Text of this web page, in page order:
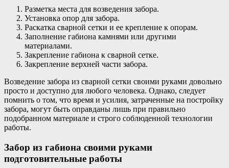
Разметка места для возведения забора.
Установка опор для забора.
Раскатка сварной сетки и ее крепление к опорам.
Заполнение габиона камнями или другими
материалами.
Закрепление габиона к сварной сетке.
Закрепление верхней части забора.
Возведение забора из сварной сетки своими руками довольно
просто и доступно для любого человека. Однако, следует
помнить о том, что время и усилия, затраченные на постройку
забора, могут быть оправданы лишь при правильно
подобранном материале и строго соблюденной технологии
работы.
Забор из габиона своими руками
подготовительные работы